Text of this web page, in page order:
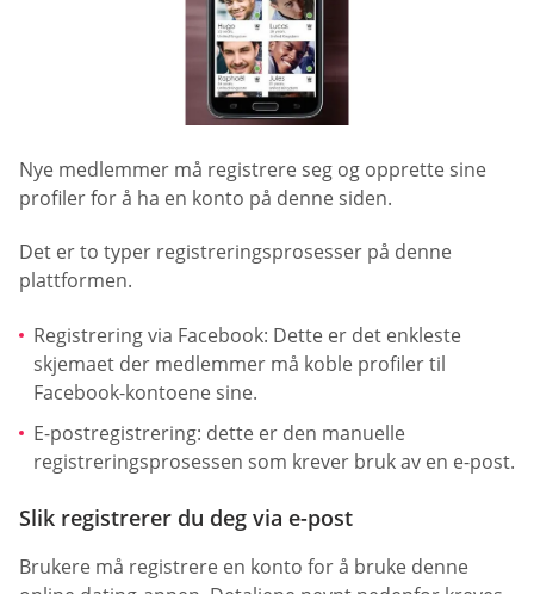
Nye medlemmer må registrere seg og opprette sine
profiler for å ha en konto på denne siden.
Det er to typer registreringsprosesser på denne
plattformen.
Registrering via Facebook: Dette er det enkleste
skjemaet der medlemmer må koble profiler til
Facebook-kontoene sine.
E-postregistrering: dette er den manuelle
registreringsprosessen som krever bruk av en e-post.
Slik registrerer du deg via e-post
Brukere må registrere en konto for å bruke denne